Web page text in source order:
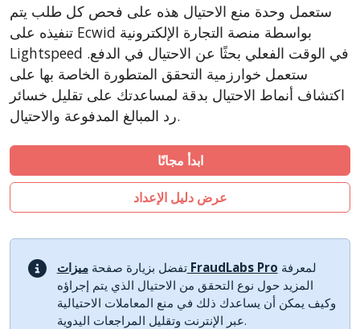
LiteCart
ZenCart
PinnacleCart
FoxyCart
Easy Digital Downloads
WISECP
Sylius
ستعمل وحدة منع الاحتيال هذه على فحص كل طلب يتم
تنفيذه على Ecwid بواسطة منصة التجارة الإلكترونية
Lightspeed في الوقت الفعلي بحثًا عن الاحتيال في الدفع.
ستعمل خوارزمية التحقق المتطورة الخاصة بها على
اكتشاف أنماط الاحتيال بدقة لمساعدتك على تقليل خسائر
رد المبالغ المدفوعة والاحتيال.
ابدأ مجانًا
عرض دليل الإعداد
تفضل بزيارة صفحةميزات FraudLabs Pro
المزيد حول نوع التحقق من الاحتيال الذي يتم إجراؤه
وكيف يمكن أن يساعدك ذلك في منع المعاملات الاحتيالية
عبر الإنترنت وتقليل المراجعات اليدوية.